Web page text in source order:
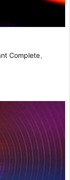
Complete、